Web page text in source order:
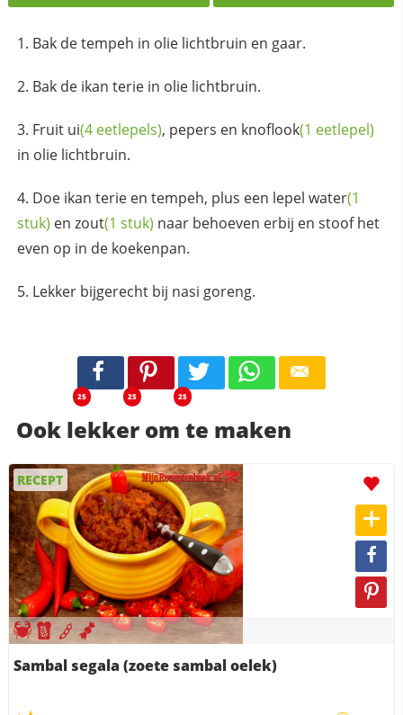
Bak de tempeh in olie lichtbruin en gaar.
Bak de ikan terie in olie lichtbruin.
Fruit ui(4 eetlepels), pepers en knoflook(1 eetlepel)
in olie lichtbruin.
Doe ikan terie en tempeh, plus een lepel water(1
stuk) en zout(1 stuk) naar behoeven erbij en stoof het
even op in de koekenpan.
Lekker bijgerecht bij nasi goreng.
25 25 25
Ook lekker om te maken
RECEPT
Sambal segala (zoete sambal oelek)